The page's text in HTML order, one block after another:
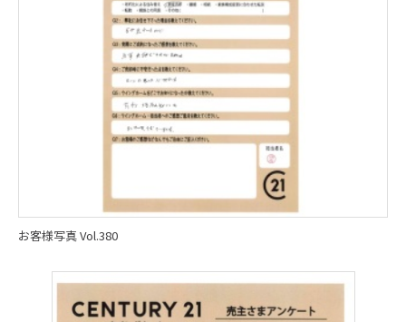
お客様写真 Vol.380